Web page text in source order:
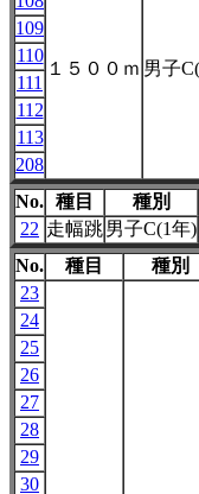
１５００ｍ 男子
109
110
111
112
113
208
No. 種目 種別
22 走幅跳男子C(1年)
No.
種目 種別
23
24
25
26
27
28
29
30